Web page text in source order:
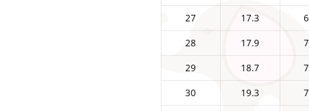
27 17.3
28 17.9
29 18.7
30 19.3